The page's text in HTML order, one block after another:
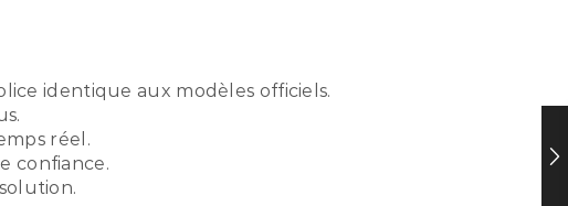
identique aux modèles officiels.
réel.
confiance.